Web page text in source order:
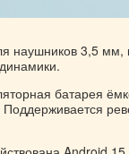
наушников 3,5 мм,
батарея